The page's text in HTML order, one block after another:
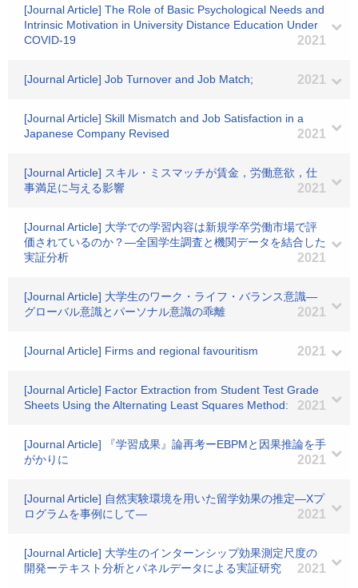
[Journal Article] The Role of Basic Psychological Needs and
Intrinsic Motivation in University Distance Education Under
COVID-19
2021
[Journal Article] Job Turnover and Job Match; 2021
[Journal Article] Skill Mismatch and Job Satisfaction in a
Japanese Company Revised
2021
[Journal Article] スキル・ミスマッチが賃金，労働意欲，仕
事満足に与える影響
2021
[Journal Article] 大学での学習内容は新規学卒労働市場で評
価されているのか？―全国学生調査と機関データを結合した
実証分析
2021
[Journal Article] 大学生のワーク・ライフ・バランス意識―
グローバル意識とパーソナル意識の乖離
2021
[Journal Article] Firms and regional favouritism 2021
[Journal Article] Factor Extraction from Student Test Grade
Sheets Using the Alternating Least Squares Method:
2021
[Journal Article] 『学習成果』論再考ーEBPMと因果推論を手
がかりに
2021
[Journal Article] 自然実験環境を用いた留学効果の推定―Xプ
ログラムを事例にして―
2021
[Journal Article] 大学生のインターンシップ効果測定尺度の
開発ーテキスト分析とパネルデータによる実証研究
2021